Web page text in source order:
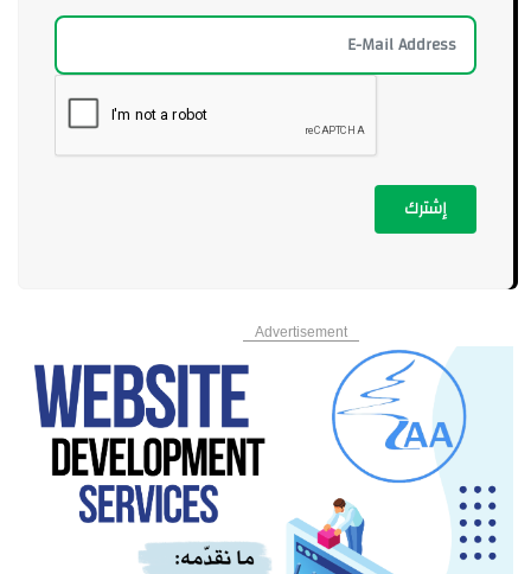
إشترك
Advertisement